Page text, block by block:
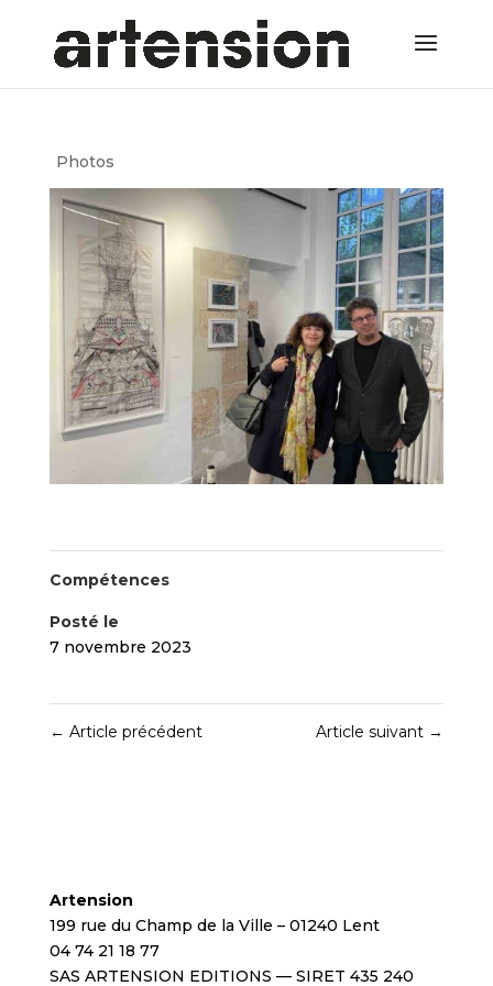
Photos
Compétences
Posté le
7 novembre 2023
← Article précédent Article suivant →
Artension
199 rue du Champ de la Ville – 01240 Lent
04 74 21 18 77
SAS ARTENSION EDITIONS — SIRET 435 240